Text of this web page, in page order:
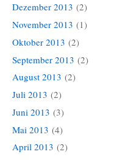
Dezember 2013 (2)
November 2013 (1)
Oktober 2013 (2)
September 2013 (2)
August 2013 (2)
Juli 2013 (2)
Juni 2013 (3)
Mai 2013 (4)
April 2013 (2)